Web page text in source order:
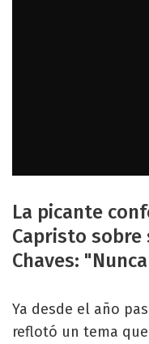
La picante
Capristo sobre
Chaves:
Ya desde el año
reflotó un tema